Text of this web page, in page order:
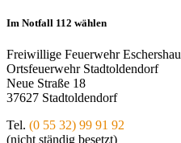
Im Notfall 112 wählen
Freiwillige Feuerwehr
Ortsfeuerwehr Stadtoldendorf
Neue Straße 18
37627 Stadtoldendorf
Tel. (0 55 32) 99 91 92
(nicht ständig besetzt)